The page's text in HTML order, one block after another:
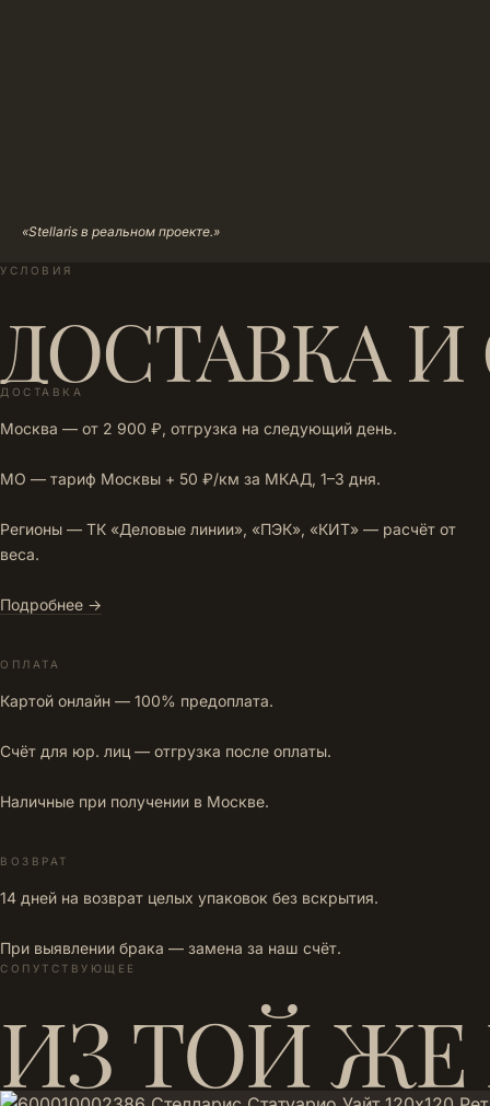
«Stellaris в реальном проекте.»
УСЛОВИЯ
ДОСТАВКА
ДОСТАВКА
Москва — от 2 900 ₽, отгрузка на следующий день.
МО — тариф Москвы + 50 ₽/км за МКАД, 1–3 дня.
Регионы — ТК «Деловые линии», «ПЭК», «КИТ» — расчёт от
веса.
Подробнее →
ОПЛАТА
Картой онлайн — 100% предоплата.
Счёт для юр. лиц — отгрузка после оплаты.
Наличные при получении в Москве.
ВОЗВРАТ
14 дней на возврат целых упаковок без вскрытия.
При выявлении брака — замена за наш счёт.
СОПУТСТВУЮЩЕЕ
ИЗ ТОЙ ЖЕ